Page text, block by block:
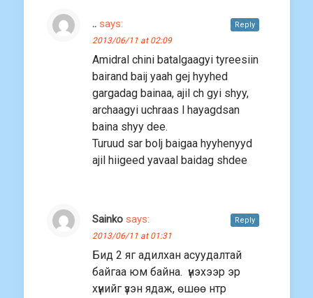
.. says:
2013/06/11 at 02:09
Amidral chini batalgaagyi tyreesiin
bairand baij yaah gej hyyhed
gargadag bainaa, ajil ch gyi shyy,
archaagyi uchraas l hayagdsan
baina shyy dee.
Turuud sar bolj baigaa hyyhenyyd
ajil hiigeed yavaal baidag shdee
Reply
Sainko says:
2013/06/11 at 01:31
Бид 2 яг адилхан асуудалтай
байгаа юм байна. үнэхээр эр
хүнийг үзэн ядаж, өшөө нтр
Reply